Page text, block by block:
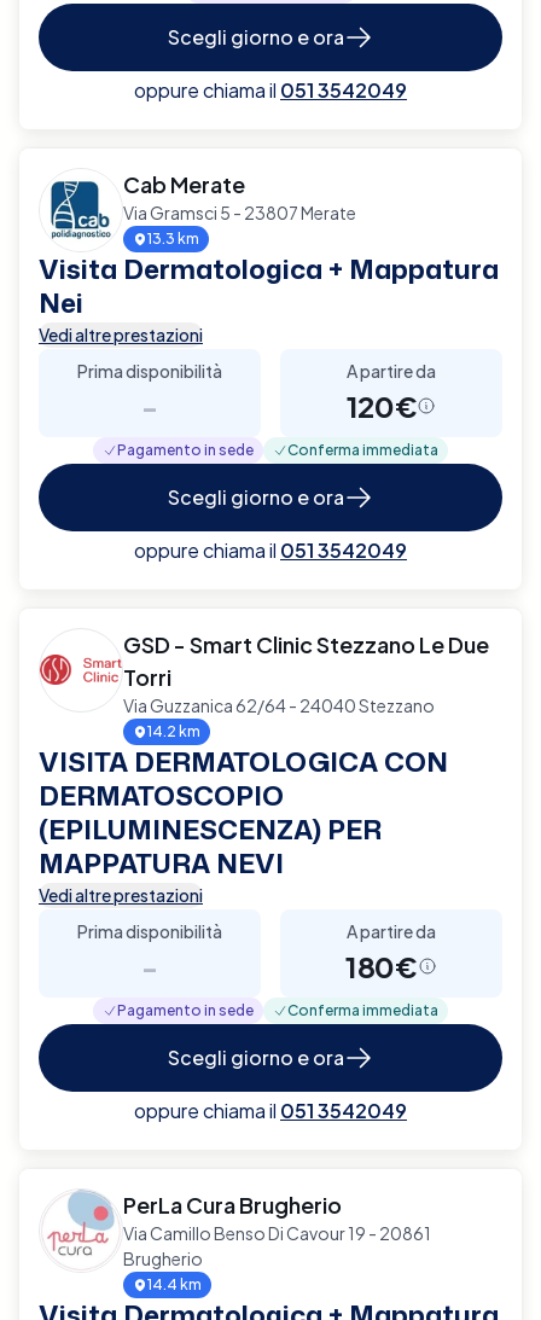
Scegli giorno e ora
oppure chiama il 051 3542049
Cab Merate
Via Gramsci 5 - 23807 Merate
13.3 km
Visita Dermatologica + Mappatura
Nei
Vedi altre prestazioni
Prima disponibilità
-
A partire da
120€
Pagamento in sede Conferma immediata
Scegli giorno e ora
oppure chiama il 051 3542049
GSD - Smart Clinic Stezzano Le Due
Torri
Via Guzzanica 62/64 - 24040 Stezzano
14.2 km
VISITA DERMATOLOGICA CON
DERMATOSCOPIO
(EPILUMINESCENZA) PER
MAPPATURA NEVI
Vedi altre prestazioni
Prima disponibilità
-
A partire da
180€
Pagamento in sede Conferma immediata
Scegli giorno e ora
oppure chiama il 051 3542049
PerLa Cura Brugherio
Via Camillo Benso Di Cavour 19 - 20861
Brugherio
14.4 km